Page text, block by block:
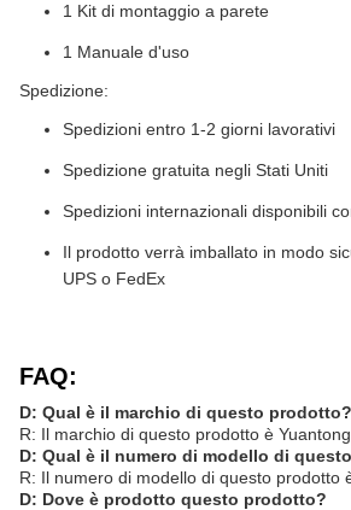
1 Kit di montaggio a parete
1 Manuale d'uso
Spedizione:
Spedizioni entro 1-2 giorni lavorativi
Spedizione gratuita negli Stati Uniti
Spedizioni internazionali disponibili
Il prodotto verrà imballato in modo
UPS o FedEx
FAQ:
D: Qual è il marchio di questo prodotto?
R: Il marchio di questo prodotto è Yuantong.
D: Qual è il numero di modello di
R: Il numero di modello di questo prodotto
D: Dove è prodotto questo prodotto?